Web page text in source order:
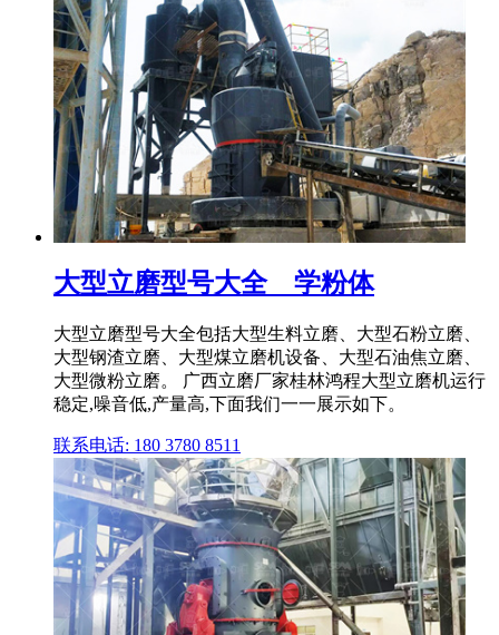
大型立磨型号大全 _ 学粉体
大型立磨型号大全包括大型生料立磨、大型石粉立磨、
大型钢渣立磨、大型煤立磨机设备、大型石油焦立磨、
大型微粉立磨。 广西立磨厂家桂林鸿程大型立磨机运行
稳定,噪音低,产量高,下面我们一一展示如下。
联系电话: 180 3780 8511